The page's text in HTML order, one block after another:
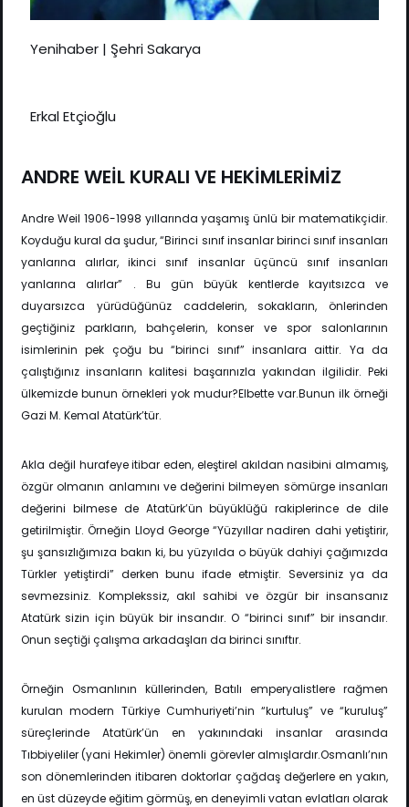
Yenihaber | Şehri Sakarya
Erkal Etçioğlu
ANDRE WEİL KURALI VE HEKİMLERİMİZ
Andre Weil 1906-1998 yıllarında yaşamış ünlü bir matematikçidir.
Koyduğu kural da şudur, “Birinci sınıf insanlar birinci sınıf insanları
yanlarına alırlar, ikinci sınıf insanlar üçüncü sınıf insanları
yanlarına alırlar” . Bu gün büyük kentlerde kayıtsızca ve
duyarsızca yürüdüğünüz caddelerin, sokakların, önlerinden
geçtiğiniz parkların, bahçelerin, konser ve spor salonlarının
isimlerinin pek çoğu bu “birinci sınıf” insanlara aittir. Ya da
çalıştığınız insanların kalitesi başarınızla yakından ilgilidir. Peki
ülkemizde bunun örnekleri yok mudur?Elbette var.Bunun ilk örneği
Gazi M. Kemal Atatürk’tür.
Akla değil hurafeye itibar eden, eleştirel akıldan nasibini almamış,
özgür olmanın anlamını ve değerini bilmeyen sömürge insanları
değerini bilmese de Atatürk’ün büyüklüğü rakiplerince de dile
getirilmiştir. Örneğin Lloyd George “Yüzyıllar nadiren dahi yetiştirir,
şu şansızlığımıza bakın ki, bu yüzyılda o büyük dahiyi çağımızda
Türkler yetiştirdi” derken bunu ifade etmiştir. Seversiniz ya da
sevmezsiniz. Komplekssiz, akıl sahibi ve özgür bir insansanız
Atatürk sizin için büyük bir insandır. O “birinci sınıf” bir insandır.
Onun seçtiği çalışma arkadaşları da birinci sınıftır.
Örneğin Osmanlının küllerinden, Batılı emperyalistlere rağmen
kurulan modern Türkiye Cumhuriyeti’nin “kurtuluş” ve “kuruluş”
süreçlerinde Atatürk’ün en yakınındaki insanlar arasında
Tıbbiyeliler (yani Hekimler) önemli görevler almışlardır.Osmanlı’nın
son dönemlerinden itibaren doktorlar çağdaş değerlere en yakın,
en üst düzeyde eğitim görmüş, en deneyimli vatan evlatları olarak